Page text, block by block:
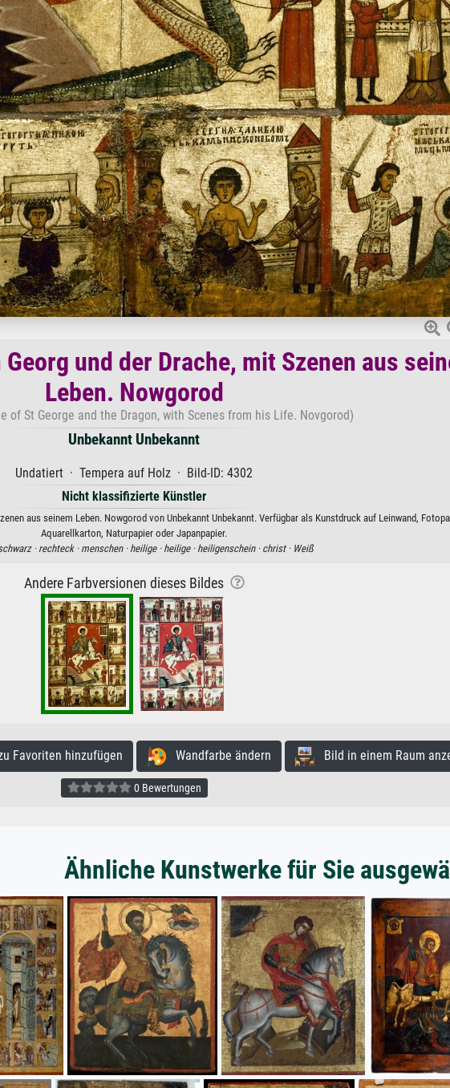
und der Drache, mit Szenen aus
Leben. Nowgorod
of St George and the Dragon, with Scenes from his Life. Novgorod)
Unbekannt Unbekannt
Undatiert · Tempera auf Holz · Bild-ID: 4302
Nicht klassifizierte Künstler
aus seinem Leben. Nowgorod von Unbekannt Unbekannt. Verfügbar als Kunstdruck auf Leinwand,
Aquarellkarton, Naturpapier oder Japanpapier.
·rechteck · menschen · heilige · heilige · heiligenschein · christ · Weiß
Andere Farbversionen dieses Bildes
Favoriten hinzufügen Wandfarbe ändern Bild in einem Raum
0 Bewertungen
Ähnliche Kunstwerke für Sie